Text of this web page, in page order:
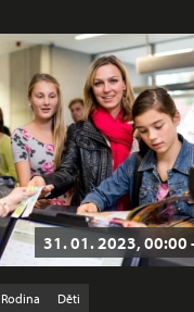
31. 01. 2023, 00:00
Rodina Děti